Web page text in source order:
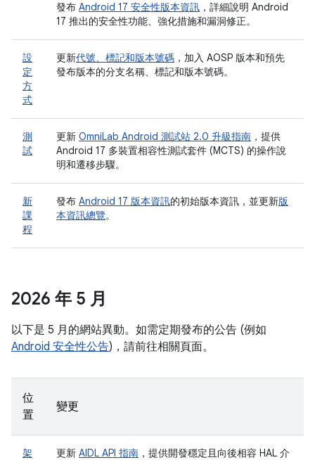
發布 Android 17 安全性版本資訊 ，詳細說明 Android
17 推出的安全性功能、強化措施和漏洞修正。
設
定
方
式
更新代號、標記和版本號碼 ，加入 AOSP 版本和預先
發布版本的分支名稱、標記和版本號碼。
測
試
更新 OmniLab Android 測試站 2.0 升級指南 ，提供
Android 17 多裝置相容性測試套件 (MCTS) 的操作說
明和遷移步驟。
新
課
程
發布 Android 17 版本資訊的初始版本資訊，並更新版
本資訊總覽。
2026 年 5 月
以下是 5 月的網站異動。如需定期發布的公告 (例如
Android 安全性公告)，請前往相關頁面。
位
置
變更
架
更新 AIDL API 指南 ，提供開發穩定且向後相容 HAL 介